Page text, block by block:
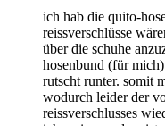
ich hab die quito-
reissverschlüsse
über die schuhe
hosenbund (für
rutscht runter. somit
wodurch leider der
reissverschlusses